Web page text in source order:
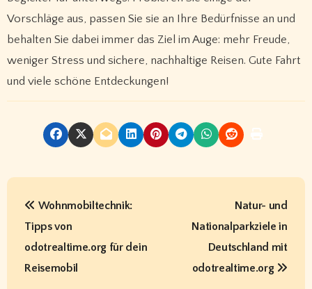
Vorschläge aus, passen Sie sie an Ihre Bedürfnisse an und
behalten Sie dabei immer das Ziel im Auge: mehr Freude,
weniger Stress und sichere, nachhaltige Reisen. Gute Fahrt
und viele schöne Entdeckungen!
B
Wohnmobiltechnik:
Tipps von
odotrealtime.org für dein
Reisemobil
Natur- und
Nationalparkziele in
Deutschland mit
odotrealtime.org